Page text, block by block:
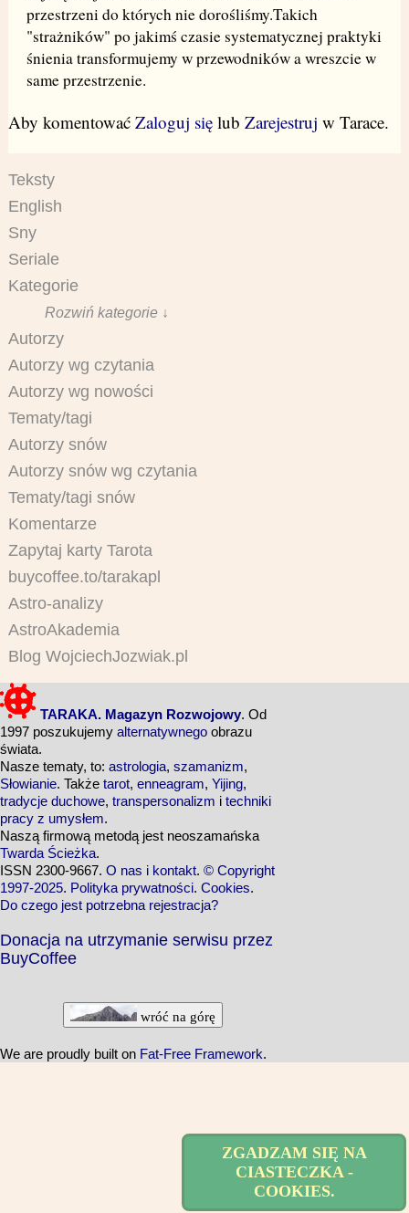
ZGADZAM SIĘ NA
CIASTECZKA -
COOKIES.
przestrzeni do których nie dorośliśmy.Takich
"strażników" po jakimś czasie systematycznej praktyki
śnienia transformujemy w przewodników a wreszcie w
same przestrzenie.
Aby komentować Zaloguj sięlub Zarejestruj w Tarace.
Teksty
English
Sny
Seriale
Kategorie
Rozwiń kategorie ↓
Autorzy
Autorzy wg czytania
Autorzy wg nowości
Tematy/tagi
Autorzy snów
Autorzy snów wg czytania
Tematy/tagi snów
Komentarze
Zapytaj karty Tarota
buycoffee.to/tarakapl
Astro-analizy
AstroAkademia
Blog WojciechJozwiak.pl
TARAKA. Magazyn Rozwojowy. Od
1997 poszukujemy alternatywnego obrazu
świata.
Nasze tematy, to: astrologia, szamanizm,
Słowianie. Także tarot, enneagram, Yijing,
tradycje duchowe, transpersonalizm i techniki
pracy z umysłem.
Naszą firmową metodą jest neoszamańska
Twarda Ścieżka.
ISSN 2300-9667. O nas i kontakt. © Copyright
1997-2025. Polityka prywatności. Cookies.
Do czego jest potrzebna rejestracja?
Donacja na utrzymanie serwisu przez
BuyCoffee
wróć na górę
We are proudly built on Fat-Free Framework.